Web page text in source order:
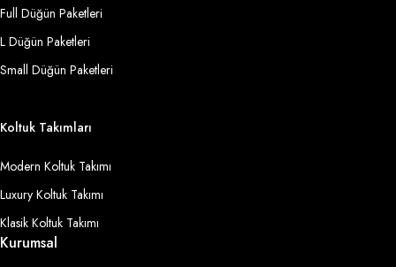
Full Düğün Paketleri
L Düğün Paketleri
Small Düğün Paketleri
Koltuk Takımları
Modern Koltuk Takımı
Luxury Koltuk Takımı
Klasik Koltuk Takımı
Kurumsal